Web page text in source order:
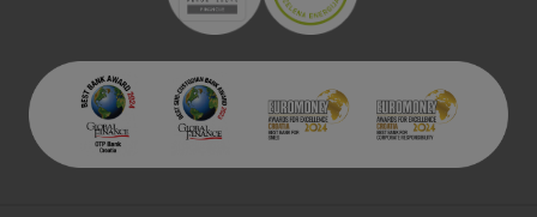
za uslugama, kao što su postavke kolačića. Svoj preglednik
možete postaviti da blokira te kolačiće ili pošalje upozorenje
o njima, ali u tom slučaju neki dijelovi stranice neće raditi. Ti
kolačići ne pohranjuju nikakve informacije koje bi vas mogle
identificirati.
Detaljnije informacije o kolačićima